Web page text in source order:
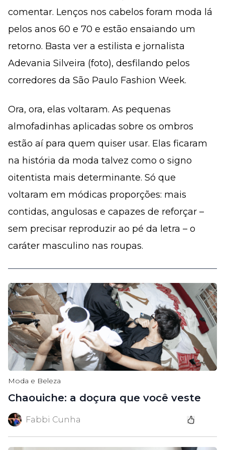
comentar. Lenços nos cabelos foram moda lá
pelos anos 60 e 70 e estão ensaiando um
retorno. Basta ver a estilista e jornalista
Adevania Silveira (foto), desfilando pelos
corredores da São Paulo Fashion Week.
Ora, ora, elas voltaram. As pequenas
almofadinhas aplicadas sobre os ombros
estão aí para quem quiser usar. Elas ficaram
na história da moda talvez como o signo
oitentista mais determinante. Só que
voltaram em módicas proporções: mais
contidas, angulosas e capazes de reforçar –
sem precisar reproduzir ao pé da letra – o
caráter masculino nas roupas.
Moda e Beleza
Chaouiche: a doçura que você veste
Fabbi Cunha